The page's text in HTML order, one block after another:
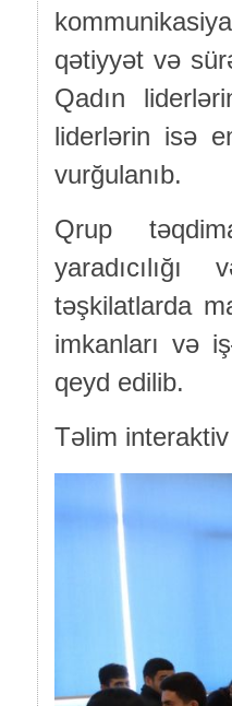
qətiyyət və
Qadın
liderlərin isə
vurğulanıb.
Qrup
təşkilatlarda
imkanları və
qeyd edilib.
Təlim